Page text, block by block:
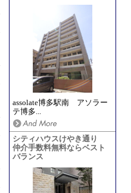
assolate博多駅南 アソラー
テ博多...
シティハウスけやき通り
仲介手数料無料ならベスト
バランス